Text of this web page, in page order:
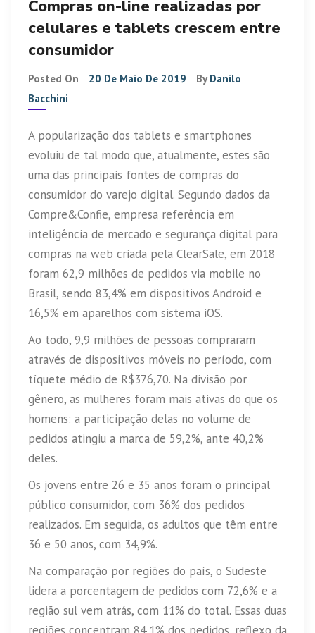
Compras on-line realizadas por
celulares e tablets crescem entre
consumidor
Posted On 20 De Maio De 2019 By Danilo
Bacchini
A popularização dos tablets e smartphones
evoluiu de tal modo que, atualmente, estes são
uma das principais fontes de compras do
consumidor do varejo digital. Segundo dados da
Compre&Confie, empresa referência em
inteligência de mercado e segurança digital para
compras na web criada pela ClearSale, em 2018
foram 62,9 milhões de pedidos via mobile no
Brasil, sendo 83,4% em dispositivos Android e
16,5% em aparelhos com sistema iOS.
Ao todo, 9,9 milhões de pessoas compraram
através de dispositivos móveis no período, com
tíquete médio de R$376,70. Na divisão por
gênero, as mulheres foram mais ativas do que os
homens: a participação delas no volume de
pedidos atingiu a marca de 59,2%, ante 40,2%
deles.
Os jovens entre 26 e 35 anos foram o principal
público consumidor, com 36% dos pedidos
realizados. Em seguida, os adultos que têm entre
36 e 50 anos, com 34,9%.
Na comparação por regiões do país, o Sudeste
lidera a porcentagem de pedidos com 72,6% e a
região sul vem atrás, com 11% do total. Essas duas